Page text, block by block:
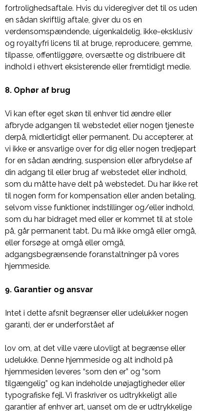
fortrolighedsaftale. Hvis du videregiver det til os uden
en sådan skriftlig aftale, giver du os en
verdensomspændende, uigenkaldelig, ikke-eksklusiv
og royaltyfri licens til at bruge, reproducere, gemme,
tilpasse, offentliggøre, oversætte og distribuere dit
indhold i ethvert eksisterende eller fremtidigt medie.
8. Ophør af brug
Vi kan efter eget skøn til enhver tid ændre eller
afbryde adgangen til webstedet eller nogen tjeneste
derpå, midlertidigt eller permanent. Du accepterer, at
vi ikke er ansvarlige over for dig eller nogen tredjepart
for en sådan ændring, suspension eller afbrydelse af
din adgang til eller brug af webstedet eller indhold,
som du måtte have delt på webstedet. Du har ikke ret
til nogen form for kompensation eller anden betaling,
selvom visse funktioner, indstillinger og/eller indhold,
som du har bidraget med eller er kommet til at stole
på, går permanent tabt. Du må ikke omgå eller omgå,
eller forsøge at omgå eller omgå,
adgangsbegrænsende foranstaltninger på vores
hjemmeside.
9. Garantier og ansvar
Intet i dette afsnit begrænser eller udelukker nogen
garanti, der er underforstået af
lov om, at det ville være ulovligt at begrænse eller
udelukke. Denne hjemmeside og alt indhold på
hjemmesiden leveres “som den er” og “som
tilgængelig” og kan indeholde unøjagtigheder eller
typografiske fejl. Vi fraskriver os udtrykkeligt alle
garantier af enhver art, uanset om de er udtrykkelige